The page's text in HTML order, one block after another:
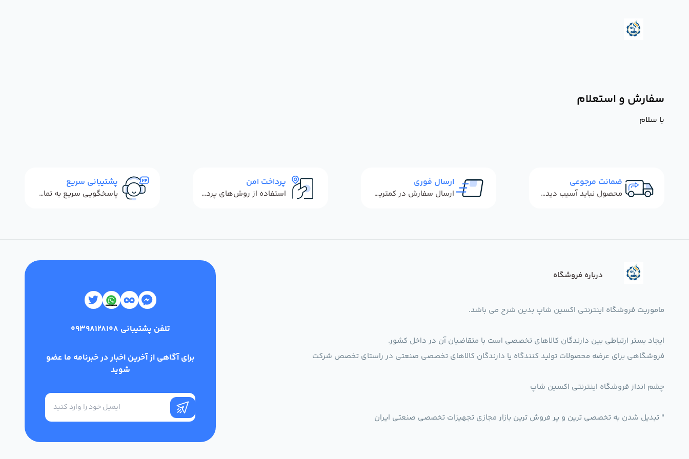
سفارش و استعلام
با سلام
ضمانت مرجوعی
محصول نباید آسیب دیده باشد
ارسال فوری
ارسال سفارش در کمترین زمان ممکن
پرداخت امن
استفاده از روش‌های پرداخت امن
پشتیبانی سریع
پاسخگویی سریع به تماس‌ها و پیام‌ها
درباره فروشگاه
ماموریت فروشگاه اینترنتی اکسین شاپ بدین شرح می باشد.
ایجاد بستر ارتباطی بین دارندگان کالاهای تخصصی است با متقاضیان آن در داخل کشور.
فروشگاهی برای عرضه محصولات تولید کنندگاه یا دارندگان کالاهای تخصصی صنعتی در راستای تخصص شرکت
چشم انداز فروشگاه اینترنتی اکسین شاپ
" تبدیل شدن به تخصصی ترین و پر فروش ترین بازار مجازی تجهیزات تخصصی صنعتی ایران
تلفن پشتیبانی 09398128108
برای آگاهی از آخرین اخبار در خبرنامه ما عضو
شوید